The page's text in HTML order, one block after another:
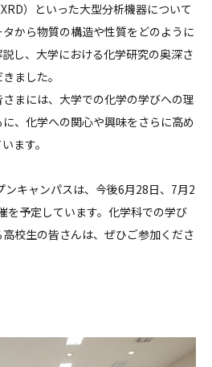
）といった大型分析機器について
から物質の構造や性質をどのように
し、大学における化学研究の奥深さ
ました。
まには、大学での化学の学びへの理
、化学への関心や興味をさらに高め
ます。
キャンパスは、今後6月28日、7月2
を予定しています。化学科での学び
校生の皆さんは、ぜひご参加くださ